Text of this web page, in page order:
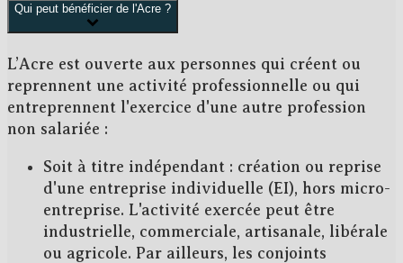
Qui peut bénéficier de l'Acre ?
L’Acre est ouverte aux personnes qui créent ou
reprennent une activité professionnelle ou qui
entreprennent l'exercice d'une autre profession
non salariée :
Soit à titre indépendant : création ou reprise
d'une entreprise individuelle (EI), hors micro-
entreprise. L'activité exercée peut être
industrielle, commerciale, artisanale, libérale
ou agricole. Par ailleurs, les conjoints